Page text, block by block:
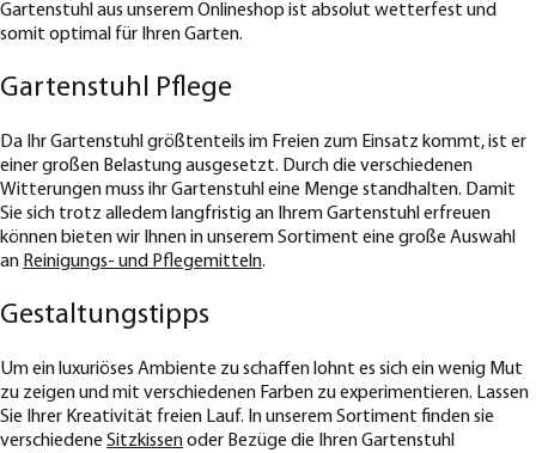
Gartenstuhl aus unserem Onlineshop ist absolut wetterfest und
somit optimal für Ihren Garten.
Gartenstuhl Pflege
Da Ihr Gartenstuhl größtenteils im Freien zum Einsatz kommt, ist er
einer großen Belastung ausgesetzt. Durch die verschiedenen
Witterungen muss ihr Gartenstuhl eine Menge standhalten. Damit
Sie sich trotz alledem langfristig an Ihrem Gartenstuhl erfreuen
können bieten wir Ihnen in unserem Sortiment eine große Auswahl
an Reinigungs- und Pflegemitteln.
Gestaltungstipps
Um ein luxuriöses Ambiente zu schaffen lohnt es sich ein wenig Mut
zu zeigen und mit verschiedenen Farben zu experimentieren. Lassen
Sie Ihrer Kreativität freien Lauf. In unserem Sortiment finden sie
verschiedene Sitzkissenoder Bezüge die Ihren Gartenstuhl